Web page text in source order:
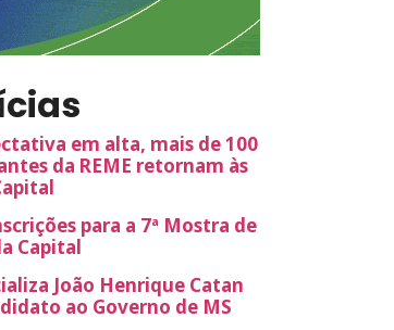
em alta, mais de 100
da REME retornam às
para a 7ª Mostra de
Capital
João Henrique Catan
ao Governo de MS